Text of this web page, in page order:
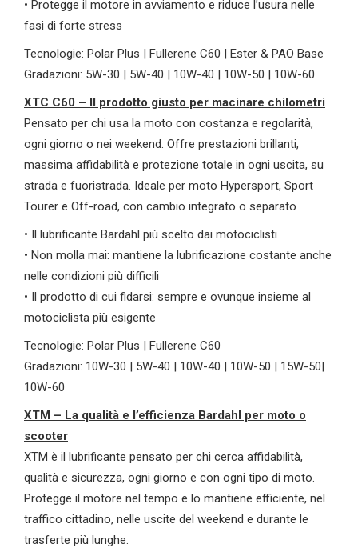
• Protegge il motore in avviamento e riduce l’usura nelle
fasi di forte stress
Tecnologie: Polar Plus | Fullerene C60 | Ester & PAO Base
Gradazioni: 5W-30 | 5W-40 | 10W-40 | 10W-50 | 10W-60
XTC C60 – Il prodotto giusto per macinare chilometri
Pensato per chi usa la moto con costanza e regolarità,
ogni giorno o nei weekend. Offre prestazioni brillanti,
massima affidabilità e protezione totale in ogni uscita, su
strada e fuoristrada. Ideale per moto Hypersport, Sport
Tourer e Off-road, con cambio integrato o separato
• Il lubrificante Bardahl più scelto dai motociclisti
• Non molla mai: mantiene la lubrificazione costante anche
nelle condizioni più difficili
• Il prodotto di cui fidarsi: sempre e ovunque insieme al
motociclista più esigente
Tecnologie: Polar Plus | Fullerene C60
Gradazioni: 10W-30 | 5W-40 | 10W-40 | 10W-50 | 15W-50|
10W-60
XTM – La qualità e l’efficienza Bardahl per moto o
scooter
XTM è il lubrificante pensato per chi cerca affidabilità,
qualità e sicurezza, ogni giorno e con ogni tipo di moto.
Protegge il motore nel tempo e lo mantiene efficiente, nel
traffico cittadino, nelle uscite del weekend e durante le
trasferte più lunghe.